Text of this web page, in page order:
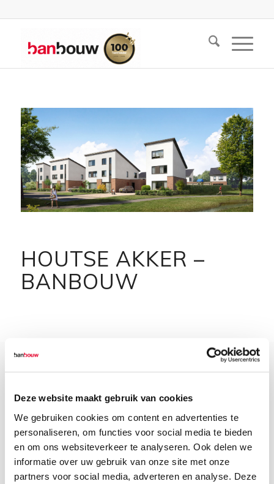
Deze website maakt gebruik van cookies
We gebruiken cookies om content en advertenties te
personaliseren, om functies voor social media te bieden
en om ons websiteverkeer te analyseren. Ook delen we
informatie over uw gebruik van onze site met onze
partners voor social media, adverteren en analyse. Deze
HOUTSE AKKER –
BANBOUW